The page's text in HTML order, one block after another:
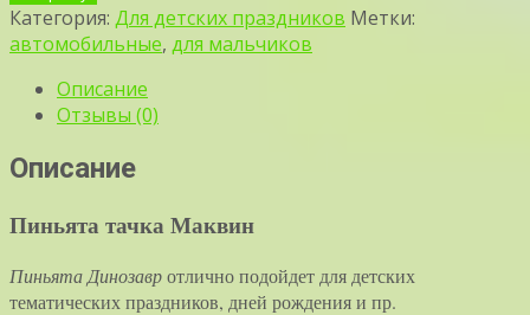
Категория: Для детских праздников Метки:
автомобильные, для мальчиков
Описание
Отзывы (0)
Описание
Пиньята тачка Маквин
Пиньята Динозавротлично подойдет для детских
тематических праздников, дней рождения и пр.